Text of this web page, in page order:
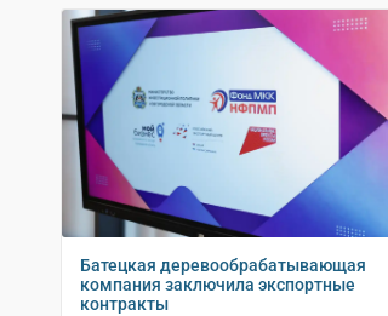
Батецкая деревообрабатывающая
компания заключила экспортные
контракты